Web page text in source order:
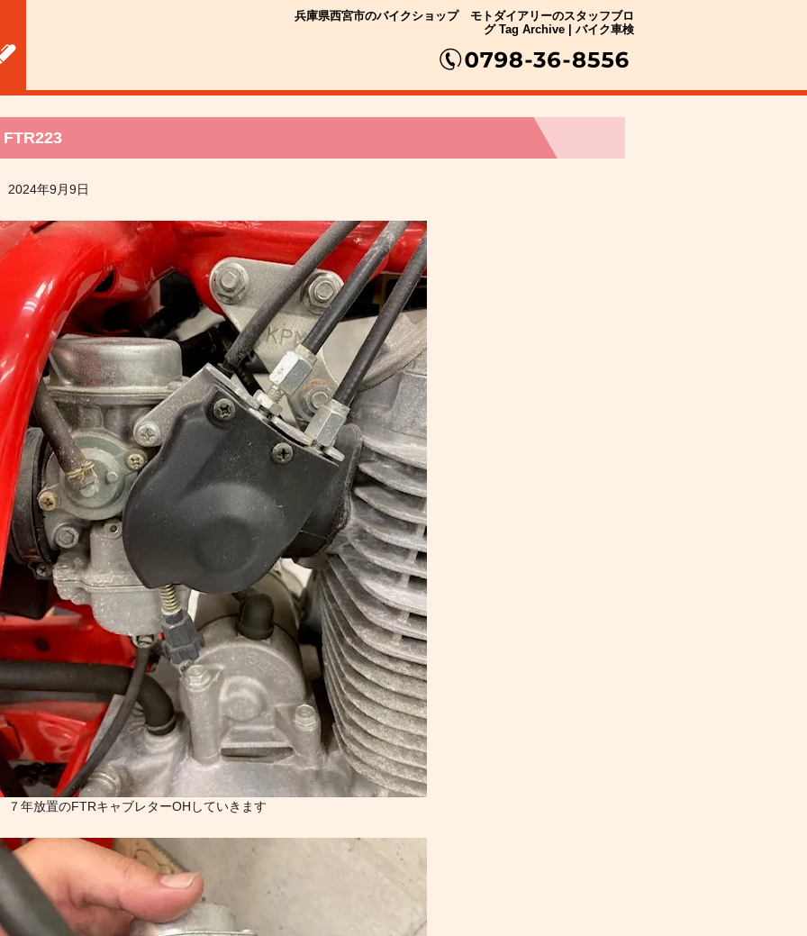
兵庫県西宮市のバイクショップ モトダイアリーのスタッフブロ
グ Tag Archive | バイク車検
FTR223
2024年9月9日
７年放置のFTRキャブレターOHしていきます